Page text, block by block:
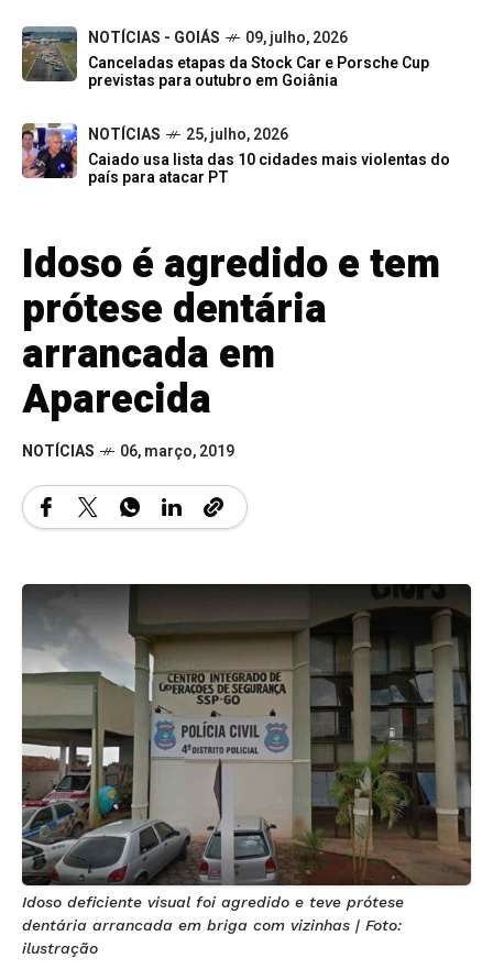
NOTÍCIAS - GOIÁS
09, julho, 2026
Canceladas etapas da Stock Car e Porsche Cup
previstas para outubro em Goiânia
NOTÍCIAS
25, julho, 2026
Caiado usa lista das 10 cidades mais violentas do
país para atacar PT
Idoso é agredido e tem
prótese dentária
arrancada em
Aparecida
NOTÍCIAS 06, março, 2019
Idoso deficiente visual foi agredido e teve prótese
dentária arrancada em briga com vizinhas | Foto:
ilustração